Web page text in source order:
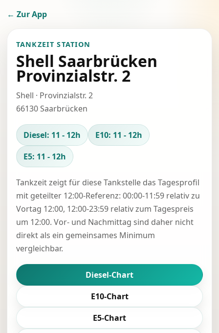
← Zur App
TANKZEIT STATION
Shell Saarbrücken
Provinzialstr. 2
Shell · Provinzialstr. 2
66130 Saarbrücken
Diesel: 11 - 12h
E10: 11 - 12h
E5: 11 - 12h
Tankzeit zeigt für diese Tankstelle das Tagesprofil
mit geteilter 12:00-Referenz: 00:00-11:59 relativ zu
Vortag 12:00, 12:00-23:59 relativ zum Tagespreis
um 12:00. Vor- und Nachmittag sind daher nicht
direkt als ein gemeinsames Minimum
vergleichbar.
Diesel-Chart
E10-Chart
E5-Chart